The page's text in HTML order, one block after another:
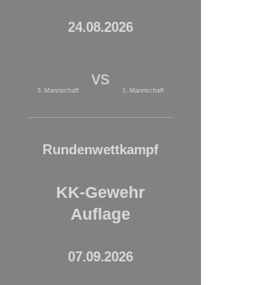
24.08.2026
3. Mannschaft
vs
1. Mannschaft
Rundenwettkampf
KK-Gewehr
Auflage
07.09.2026